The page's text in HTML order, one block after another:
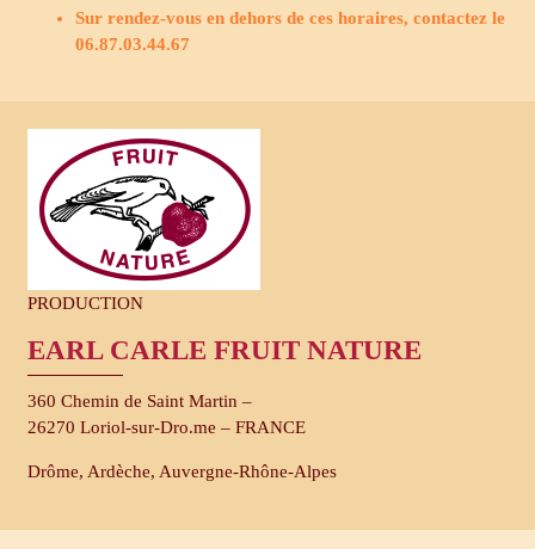
Sur rendez-vous en dehors de ces horaires, contactez le
06.87.03.44.67
PRODUCTION
EARL CARLE FRUIT NATURE
360 Chemin de Saint Martin –
26270 Loriol-sur-Dro.me – FRANCE
Drôme, Ardèche, Auvergne-​Rhône-Alpes